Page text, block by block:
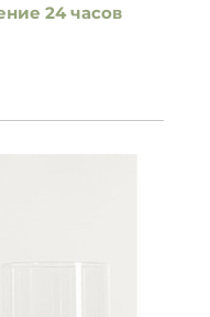
24 часов